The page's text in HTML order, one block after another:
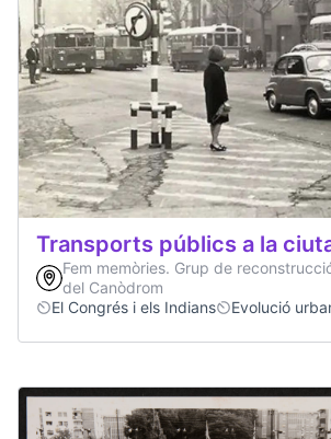
Transports públics a la
Fem memòries. Grup de
del Canòdrom
El Congrés i els Indians
Evolució